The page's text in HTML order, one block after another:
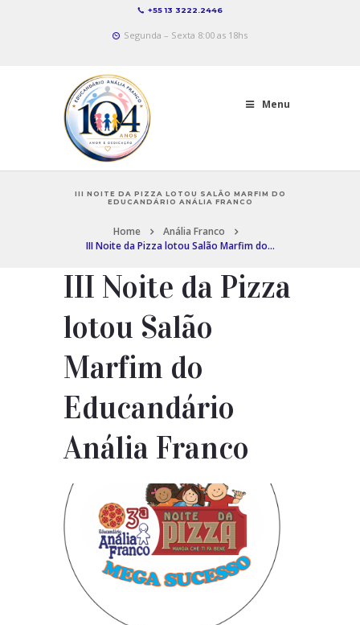
+55 13 3222.2446
Segunda – Sexta 8:00 as 18hs
Menu
III NOITE DA PIZZA LOTOU SALÃO MARFIM DO
EDUCANDÁRIO ANÁLIA FRANCO
Home
Anália Franco
III Noite da Pizza lotou Salão Marfim do...
III Noite da Pizza
lotou Salão
Marfim do
Educandário
Anália Franco